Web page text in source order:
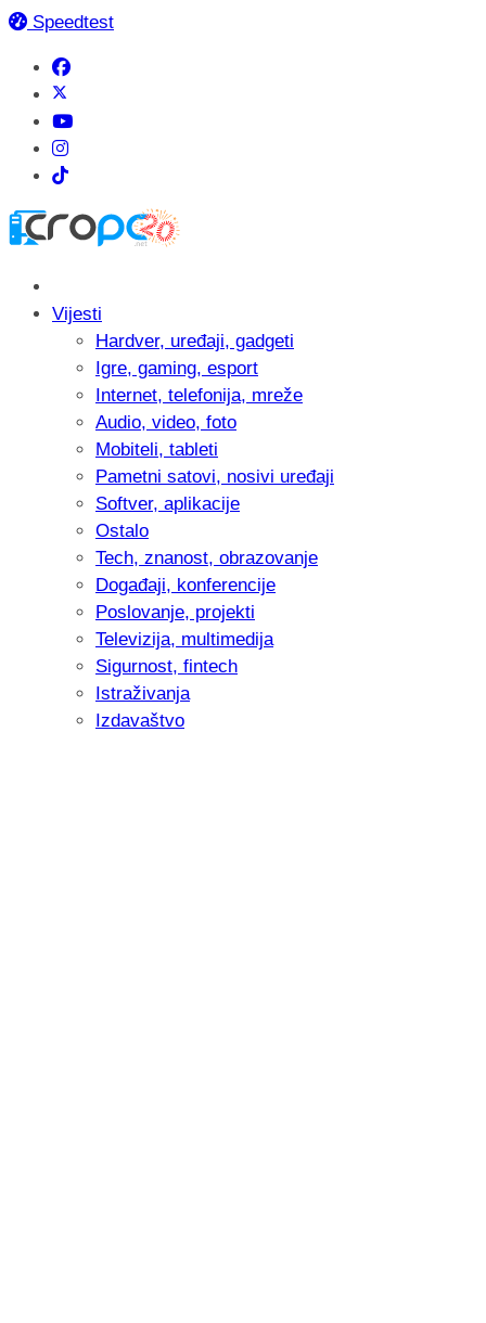
Speedtest
Vijesti
Hardver, uređaji, gadgeti
Igre, gaming, esport
Internet, telefonija, mreže
Audio, video, foto
Mobiteli, tableti
Pametni satovi, nosivi uređaji
Softver, aplikacije
Ostalo
Tech, znanost, obrazovanje
Događaji, konferencije
Poslovanje, projekti
Televizija, multimedija
Sigurnost, fintech
Istraživanja
Izdavaštvo